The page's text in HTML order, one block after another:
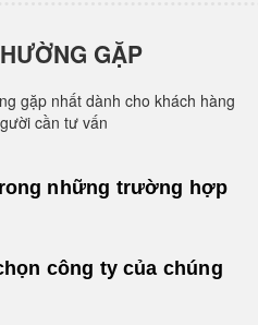
GẶP
gặp nhất dành cho khách hàng
cần tư vấn
những trường hợp
công ty của chúng